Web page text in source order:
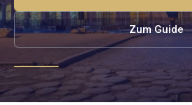
Katakomben-Tour Rom
Blog
Shop
Zum Guide